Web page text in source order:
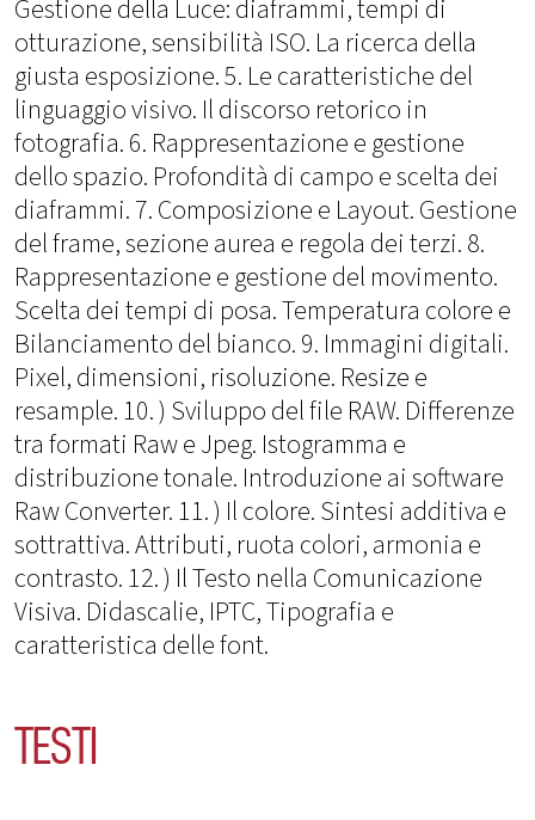
Gestione della Luce: diaframmi, tempi di
otturazione, sensibilità ISO. La ricerca della
giusta esposizione. 5. Le caratteristiche del
linguaggio visivo. Il discorso retorico in
fotografia. 6. Rappresentazione e gestione
dello spazio. Profondità di campo e scelta dei
diaframmi. 7. Composizione e Layout. Gestione
del frame, sezione aurea e regola dei terzi. 8.
Rappresentazione e gestione del movimento.
Scelta dei tempi di posa. Temperatura colore e
Bilanciamento del bianco. 9. Immagini digitali.
Pixel, dimensioni, risoluzione. Resize e
resample. 10. ) Sviluppo del file RAW. Differenze
tra formati Raw e Jpeg. Istogramma e
distribuzione tonale. Introduzione ai software
Raw Converter. 11. ) Il colore. Sintesi additiva e
sottrattiva. Attributi, ruota colori, armonia e
contrasto. 12. ) Il Testo nella Comunicazione
Visiva. Didascalie, IPTC, Tipografia e
caratteristica delle font.
TESTI